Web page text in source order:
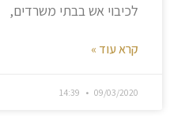
לכיבוי אש בבתי משרדים,
קרא עוד »
09/03/2020